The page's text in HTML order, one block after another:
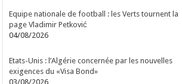
Equipe nationale de football : les Verts tournent la
page Vladimir Petković
04/08/2026
Etats-Unis : l’Algérie concernée par les nouvelles
exigences du «Visa Bond»
03/08/2026